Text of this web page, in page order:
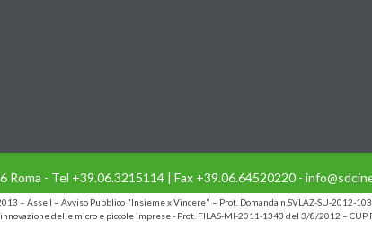
Roma - Tel +39.06.3215114 | Fax +39.06.64520220 -
– Asse I – Avviso Pubblico "Insieme x Vincere" – Prot. Domanda n.SVLAZ-SU-2012-
delle micro e piccole imprese - Prot. FILAS-MI-2011-1343 del 3/8/2012 –